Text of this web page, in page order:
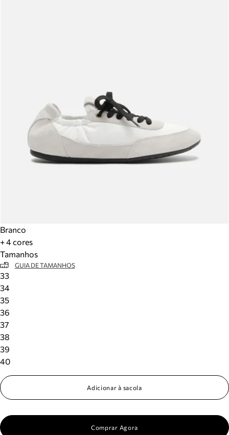
Branco
+ 4 cores
Tamanhos
GUIA DE TAMANHOS
33
34
35
36
37
38
39
40
Adicionar à sacola
Comprar Agora